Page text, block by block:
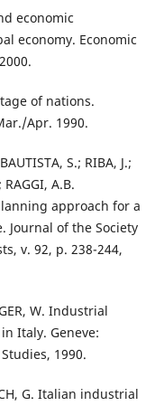
economic
economy. Economic
of nations.
Apr. 1990.
S.; RIBA, J.;
RAGGI, A.B.
approach for a
of the Society
v. 92, p. 238-244,
W. Industrial
Italy. Geneve:
1990.
G. Italian industrial